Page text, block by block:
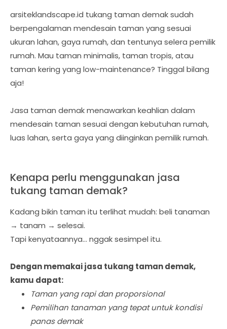
arsiteklandscape.id tukang taman demak sudah
berpengalaman mendesain taman yang sesuai
ukuran lahan, gaya rumah, dan tentunya selera pemilik
rumah. Mau taman minimalis, taman tropis, atau
taman kering yang low-maintenance? Tinggal bilang
aja!
Jasa taman demak menawarkan keahlian dalam
mendesain taman sesuai dengan kebutuhan rumah,
luas lahan, serta gaya yang diinginkan pemilik rumah.
Kenapa perlu menggunakan jasa
tukang taman demak?
Kadang bikin taman itu terlihat mudah: beli tanaman
→ tanam → selesai.
Tapi kenyataannya… nggak sesimpel itu.
Dengan memakai jasa tukang taman demak,
kamu dapat:
Taman yang rapi dan proporsional
Pemilihan tanaman yang tepat untuk kondisi
panas demak